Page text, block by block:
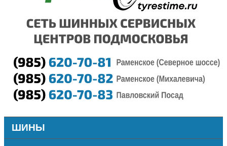
ШИНЫ